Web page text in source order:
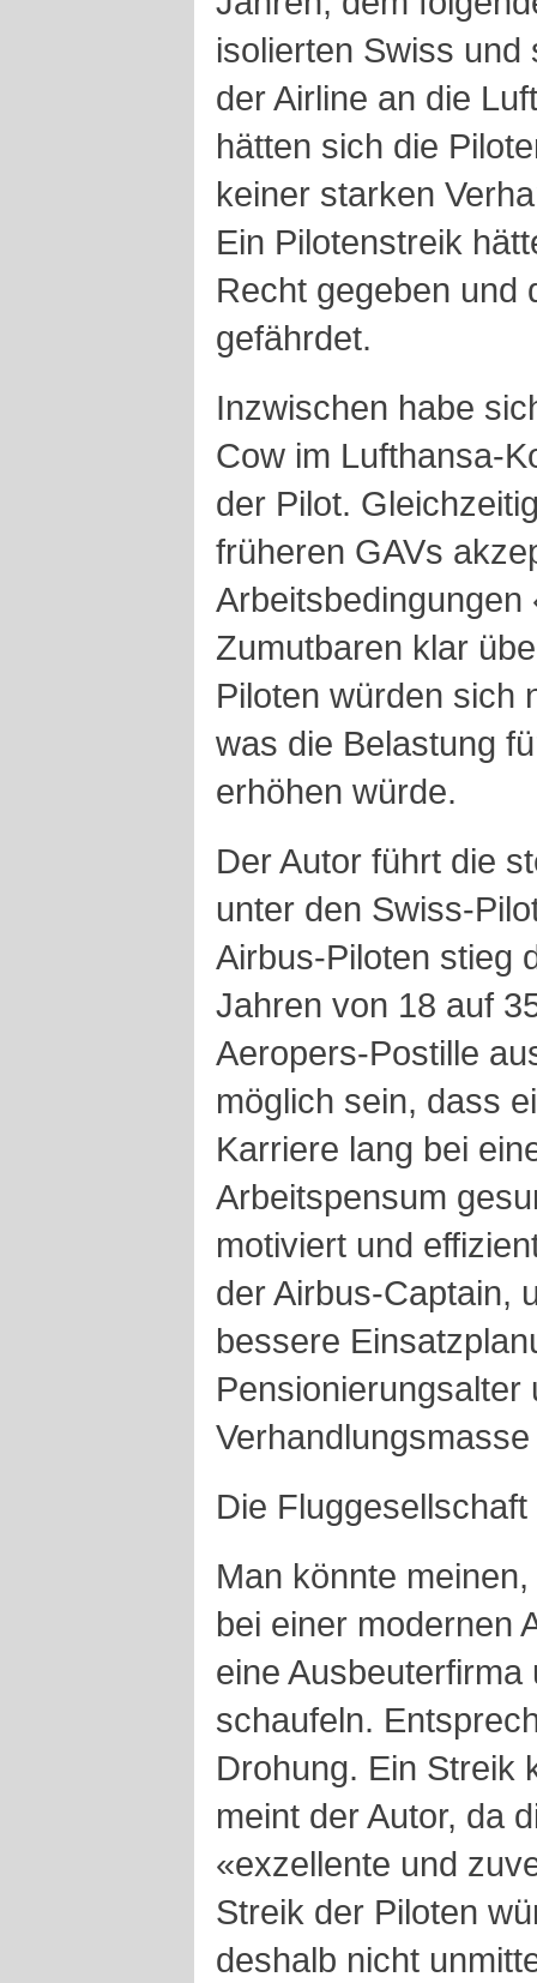
isolierten Swiss und
der Airline an die
hätten sich die
keiner starken
Ein Pilotenstreik
Recht gegeben und
gefährdet.
Inzwischen habe
Cow im Lufthansa-
der Pilot.
früheren GAVs
Zumutbaren klar
Piloten würden sich
was die Belastung
erhöhen würde.
Der Autor führt die
unter den Swiss-
Airbus-Piloten stieg
Jahren von 18 auf
Aeropers-Postille
möglich sein, dass
Karriere lang bei
Arbeitspensum
motiviert und
der Airbus-Captain,
bessere
Pensionierungsalter
Die
Man könnte
bei einer modernen
eine Ausbeuterfirma
schaufeln.
Drohung. Ein Streik
meint der Autor, da
«exzellente und
Streik der Piloten
deshalb nicht